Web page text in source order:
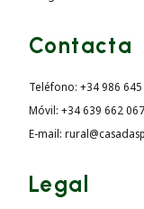
Contacta
Teléfono: +34 986 645
Móvil: +34 639 662 067
E-mail:
Legal